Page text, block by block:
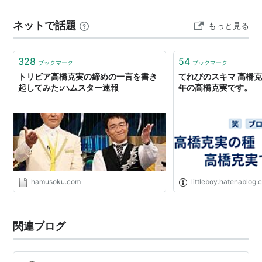
彦 役
誰（タレ）よりも君を愛す（仮題）（2011年4月、フ
ジテレビ）- 老舗うなぎ屋「宇那木」大将・幸平 役
（主演）
ハガネの女season2（2011年4月〜6月、テレビ朝
ドン★キホーテ
（2011年7月-9月、日本テレビ）
梅ちゃん先生（2012年、NHK） - 下村建造役
舞台
ゴジラ（1987年 - 1992年）劇団離風霊船
山円形劇場
赤い鳥逃げた…（1989年、1995年）劇団離風霊船
ラストスパート（1991年）劇団離風霊船
チ』の…
ネットで話題 もっと見る
328 ブックマーク
トリビア高橋克実の締めの一言を書き
起してみた:ハムスター速報
hamusoku.com
54 ブックマーク
てれびのスキマ 高
年の高橋克実です。
関連ブログ